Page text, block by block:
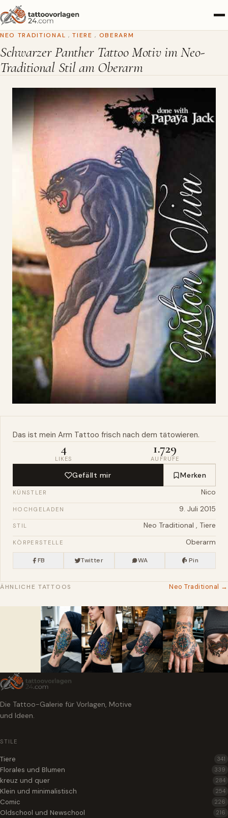
NEO TRADITIONAL , TIERE , OBERARM
Schwarzer Panther Tattoo Motiv im Neo-
Traditional Stil am Oberarm
Das ist mein Arm Tattoo frisch nach dem tätowieren.
4
LIKES
1.729
AUFRUFE
Gefällt mir Merken
KÜNSTLER Nico
HOCHGELADEN 9. Juli 2015
STIL Neo Traditional , Tiere
KÖRPERSTELLE Oberarm
FB Twitter WA Pin
ÄHNLICHE TATTOOS Neo Traditional →
Die Tattoo-Galerie für Vorlagen, Motive
und Ideen.
STILE
Tiere 341
Florales und Blumen 339
kreuz und quer 284
Klein und minimalistisch 254
Comic 226
Oldschool und Newschool 216